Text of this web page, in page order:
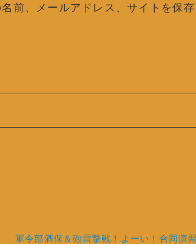
前、メールアドレス、サイトを保
軍令部酒保＆砲雷撃戦！よーい！合同演